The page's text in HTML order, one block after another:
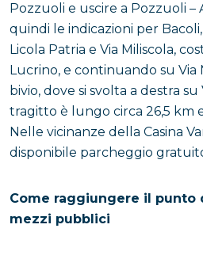
Pozzuoli e uscire a Pozzuoli –
quindi le indicazioni per
Licola Patria e Via Miliscola,
Lucrino, e continuando su Via
bivio, dove si svolta a destra su
tragitto è lungo circa 26,5 km
Nelle vicinanze della Casina
disponibile parcheggio
Come raggiungere il punto
mezzi pubblici